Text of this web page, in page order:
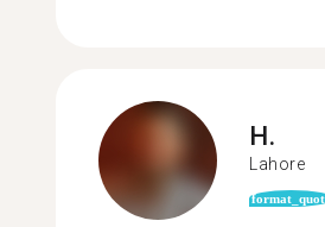
H.
Lahore